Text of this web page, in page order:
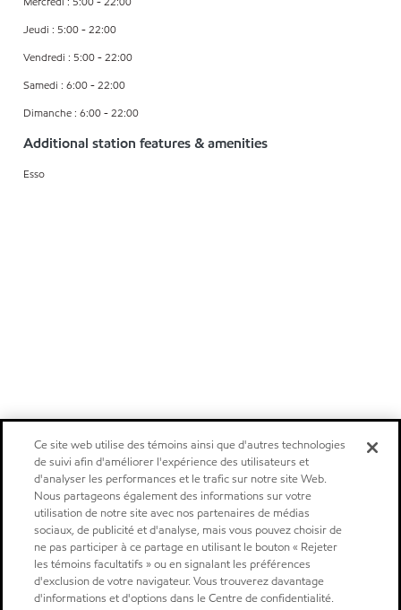
Jeudi : 5:00 - 22:00
Vendredi : 5:00 - 22:00
Samedi : 6:00 - 22:00
Dimanche : 6:00 - 22:00
Additional station features & amenities
Esso
Ce site web utilise des témoins ainsi que d'autres technologies
de suivi afin d'améliorer l'expérience des utilisateurs et
d'analyser les performances et le trafic sur notre site Web.
Nous partageons également des informations sur votre
utilisation de notre site avec nos partenaires de médias
sociaux, de publicité et d'analyse, mais vous pouvez choisir de
ne pas participer à ce partage en utilisant le bouton « Rejeter
les témoins facultatifs » ou en signalant les préférences
d'exclusion de votre navigateur. Vous trouverez davantage
d'informations et d'options dans le Centre de confidentialité.